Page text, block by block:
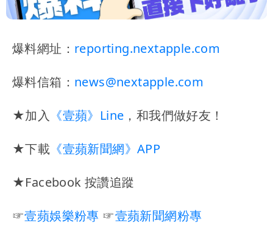
爆料網址： reporting.nextapple.com
爆料信箱： news@nextapple.com
★加入 《壹蘋》Line ，和我們做好友！
★下載 《壹蘋新聞網》APP
★Facebook 按讚追蹤
☞壹蘋娛樂粉專 ☞壹蘋新聞網粉專